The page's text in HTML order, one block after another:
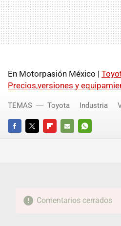
En Motorpasión México |
Precios,versiones y
FACEBOOKTWITTERFLIPBOARD
E-
WHATSAPP
TEMAS Toyota Industria
Comentarios cerrados